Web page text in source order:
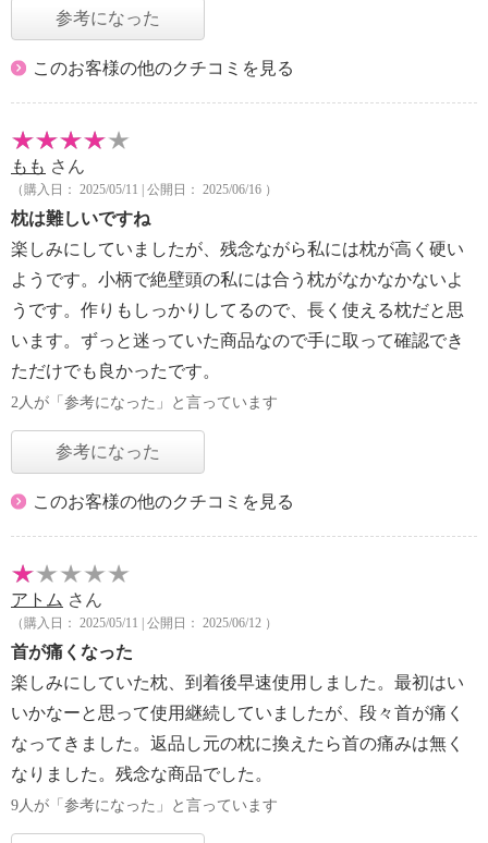
参考になった
このお客様の他のクチコミを見る
もも さん
（購入日： 2025/05/11 | 公開日： 2025/06/16 ）
枕は難しいですね
楽しみにしていましたが、残念ながら私には枕が高く硬い
ようです。小柄で絶壁頭の私には合う枕がなかなかないよ
うです。作りもしっかりしてるので、長く使える枕だと思
います。ずっと迷っていた商品なので手に取って確認でき
ただけでも良かったです。
2人が「参考になった」と言っています
参考になった
このお客様の他のクチコミを見る
アトム さん
（購入日： 2025/05/11 | 公開日： 2025/06/12 ）
首が痛くなった
楽しみにしていた枕、到着後早速使用しました。最初はい
いかなーと思って使用継続していましたが、段々首が痛く
なってきました。返品し元の枕に換えたら首の痛みは無く
なりました。残念な商品でした。
9人が「参考になった」と言っています